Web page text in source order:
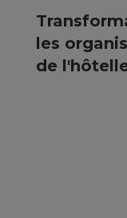
les
de